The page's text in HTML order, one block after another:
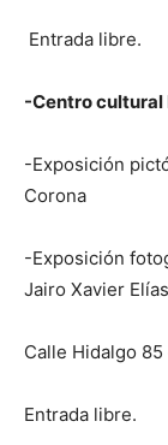
Entrada libre.
-Centro cultural
-Exposición
Corona
-Exposición
Jairo Xavier
Calle Hidalgo
Entrada libre.